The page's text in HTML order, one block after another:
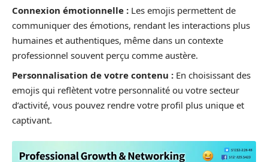
Connexion émotionnelle : Les emojis permettent de
communiquer des émotions, rendant les interactions plus
humaines et authentiques, même dans un contexte
professionnel souvent perçu comme austère.
Personnalisation de votre contenu : En choisissant des
emojis qui reflètent votre personnalité ou votre secteur
d’activité, vous pouvez rendre votre profil plus unique et
captivant.